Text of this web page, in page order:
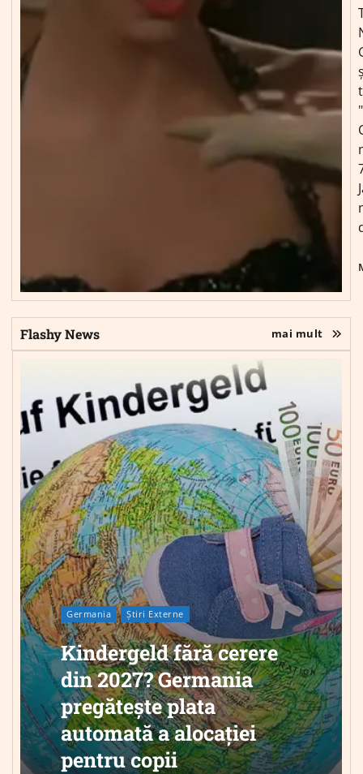
Flashy News mai mult
Germania Știri Externe
Kindergeld fără cerere
din 2027? Germania
pregătește plata
automată a alocației
pentru copii